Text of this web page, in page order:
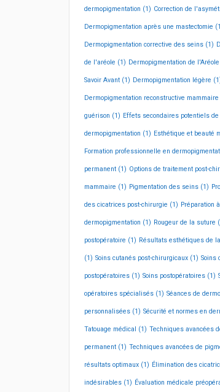
dermopigmentation (1) Correction de
Dermopigmentation après une mastectomie
Dermopigmentation corrective des seins(1)
de l'aréole (1) Dermopigmentation de
Savoir Avant(1) Dermopigmentation légère
Dermopigmentation reconstructive mammaire
guérison (1) Effets secondaires potentiels de
dermopigmentation (1) Esthétique et beauté
Formation professionnelle en
permanent(1) Options de traitement post-
mammaire (1) Pigmentation des seins(1)
des cicatrices post-chirurgie (1) Préparation
dermopigmentation (1) Rougeur de la suture
postopératoire (1) Résultats esthétiques de
(1) Soins cutanés post-chirurgicaux(1) Soins
postopératoires(1) Soins postopératoires(1)
opératoires spécialisés(1) Séances de
personnalisées(1) Sécurité et normes en
Tatouage médical (1) Techniques avancées
permanent(1) Techniques avancées de
résultats optimaux(1) Élimination des
indésirables(1) Évaluation médicale